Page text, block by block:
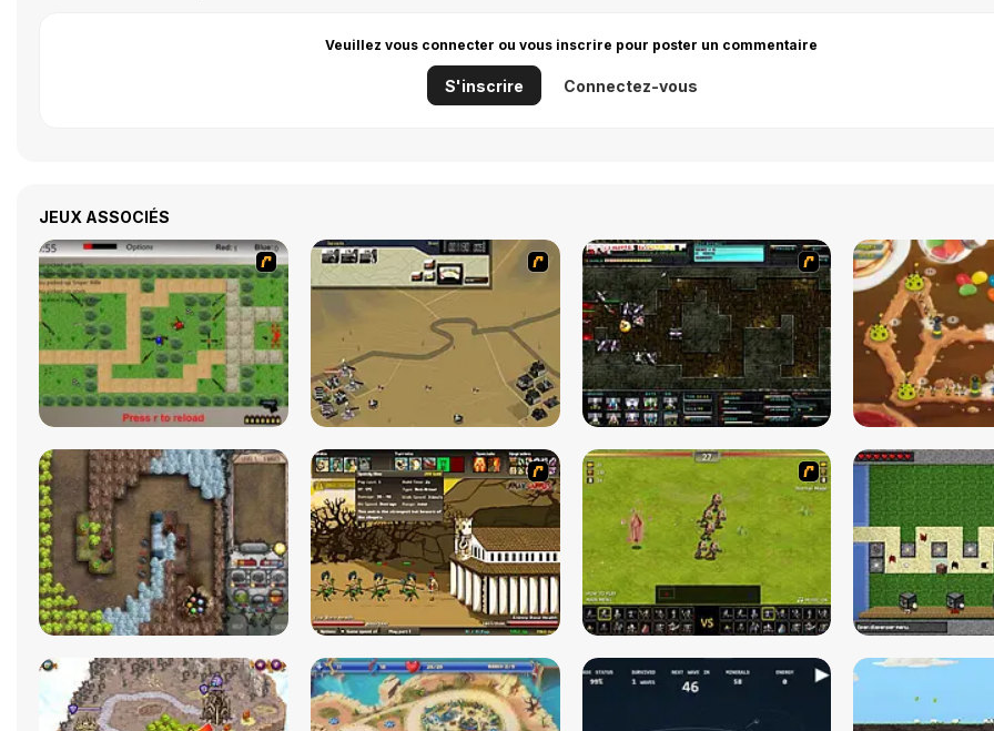
Veuillez vous connecter ou vous inscrire pour poster un commentaire
S'inscrire Connectez-vous
JEUX ASSOCIÉS